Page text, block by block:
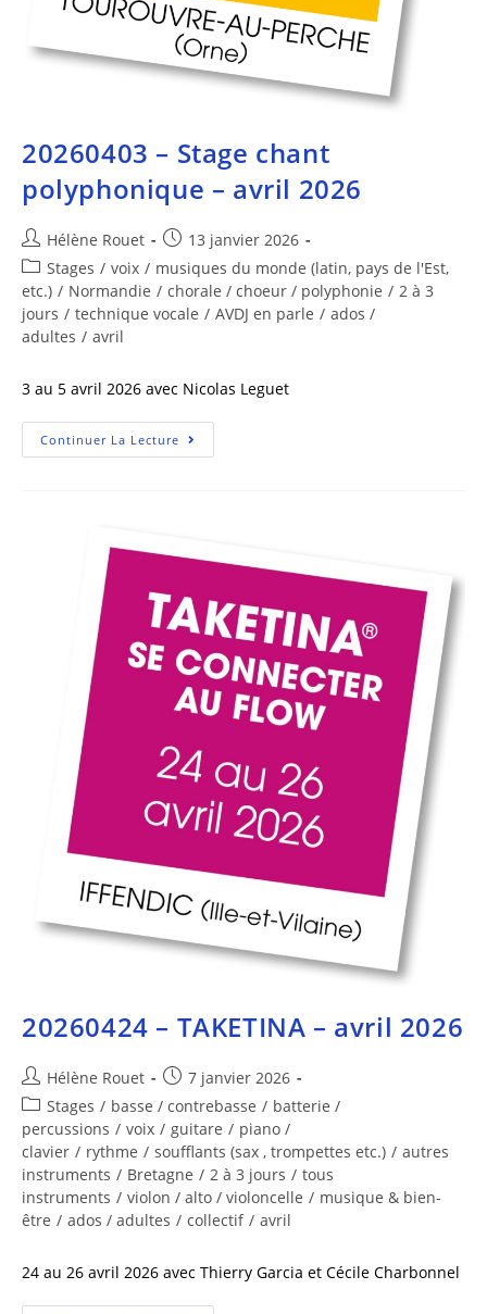
20260403 – Stage chant
polyphonique – avril 2026
Hélène Rouet
13 janvier 2026
Stages / voix / musiques du monde (latin, pays de l'Est,
etc.) / Normandie / chorale / choeur / polyphonie / 2 à 3
jours / technique vocale / AVDJ en parle / ados /
adultes / avril
3 au 5 avril 2026 avec Nicolas Leguet
Continuer La Lecture
20260424 – TAKETINA – avril 2026
Hélène Rouet
7 janvier 2026
Stages / basse / contrebasse / batterie /
percussions / voix / guitare / piano /
clavier / rythme / soufflants (sax , trompettes etc.) / autres
instruments / Bretagne / 2 à 3 jours / tous
instruments / violon / alto / violoncelle / musique & bien-
être / ados / adultes / collectif / avril
24 au 26 avril 2026 avec Thierry Garcia et Cécile Charbonnel